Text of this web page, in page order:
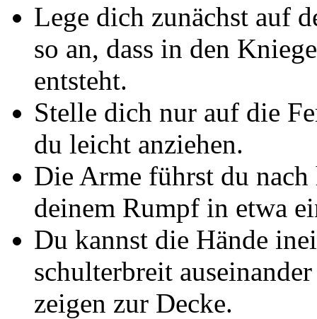
Lege dich zunächst auf
so an, dass in den
entsteht.
Stelle dich nur auf die
du leicht anziehen.
Die Arme führst du nach
deinem Rumpf in etwa
Du kannst die Hände
schulterbreit
zeigen zur Decke.